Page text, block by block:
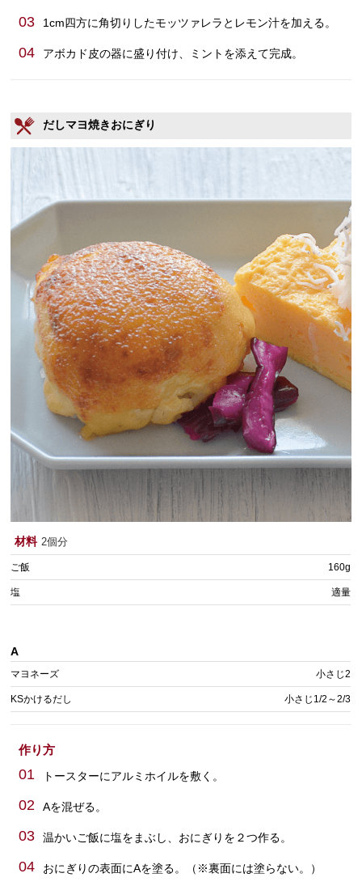
03 1cm四方に角切りしたモッツァレラとレモン汁を加える。
04 アボカド皮の器に盛り付け、ミントを添えて完成。
だしマヨ焼きおにぎり
材料 2個分
ご飯 160g
塩 適量
A
マヨネーズ 小さじ2
KSかけるだし 小さじ1/2～2/3
作り方
01 トースターにアルミホイルを敷く。
02 Aを混ぜる。
03 温かいご飯に塩をまぶし、おにぎりを２つ作る。
04 おにぎりの表面にAを塗る。（※裏面には塗らない。）